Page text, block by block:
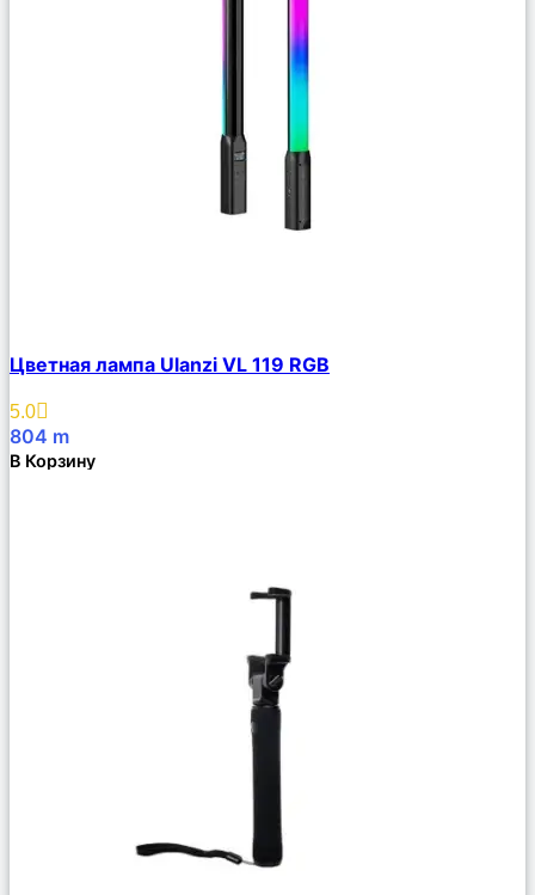
Описание
Избранное
Цветная лампа Ulanzi VL 119 RGB
5.0
804 m
В Корзину